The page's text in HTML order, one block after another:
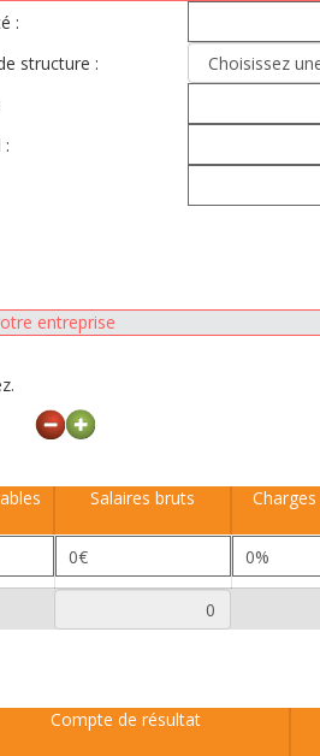
:
structure :
:
entreprise
Salaires bruts
Compte de résultat